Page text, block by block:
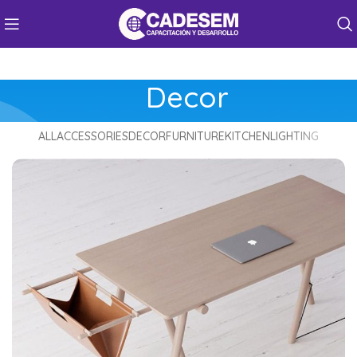
Decor
ALLACCESSORIESDECORFURNITUREKITCHENLIGHTING